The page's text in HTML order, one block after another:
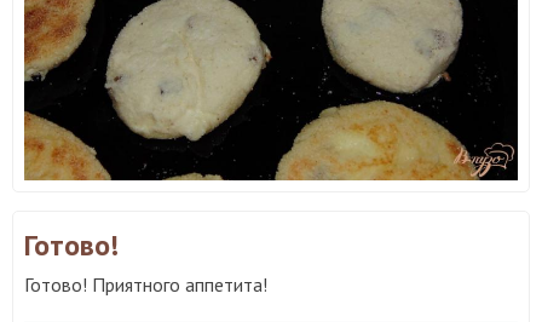
Готово!
Готово! Приятного аппетита!